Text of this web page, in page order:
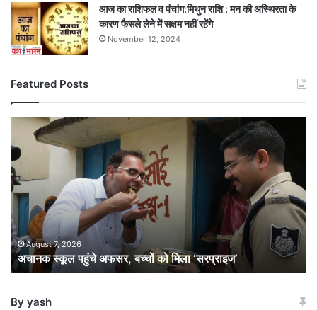
आज का राशिफल व पंचांग:मिथुन राशि : मन की अस्थिरता के
कारण फैसले लेने में सक्षम नहीं रहेंगे
November 12, 2024
Featured Posts
अचानक
पहुंचे
अफसर,
बच्चों
को
मिला
‘सरप्राइज’
August 7, 2026
अचानक स्कूल पहुंचे अफसर, बच्चों को मिला ‘सरप्राइज’
By yash